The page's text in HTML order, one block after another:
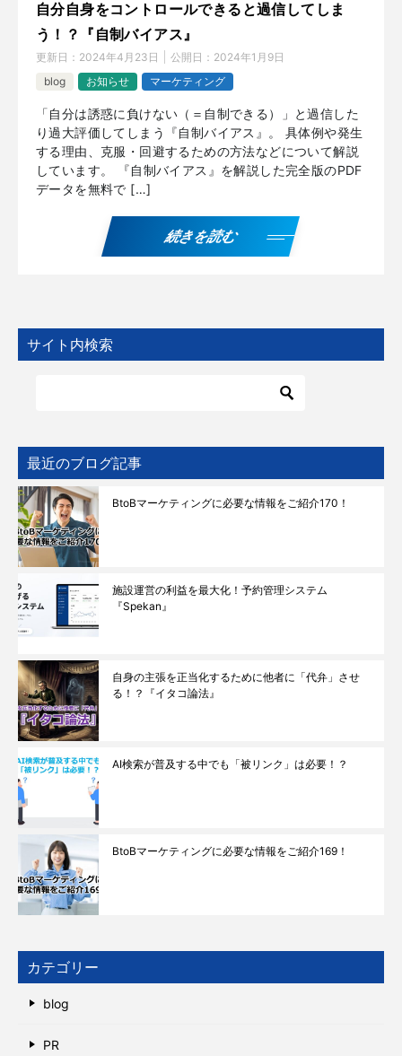
自分自身をコントロールできると過信してしま
う！？『自制バイアス』
更新日： 2024年4月23日 公開日： 2024年1月9日
blog
お知らせ マーケティング
「自分は誘惑に負けない（＝自制できる）」と過信した
り過大評価してしまう『自制バイアス』。 具体例や発生
する理由、克服・回避するための方法などについて解説
しています。 『自制バイアス』を解説した完全版のPDF
データを無料で […]
続きを読む
サイト内検索
最近のブログ記事
BtoBマーケティングに必要な情報をご紹介170！
施設運営の利益を最大化！予約管理システム
『Spekan』
自身の主張を正当化するために他者に「代弁」させ
る！？『イタコ論法』
AI検索が普及する中でも「被リンク」は必要！？
BtoBマーケティングに必要な情報をご紹介169！
カテゴリー
blog
PR